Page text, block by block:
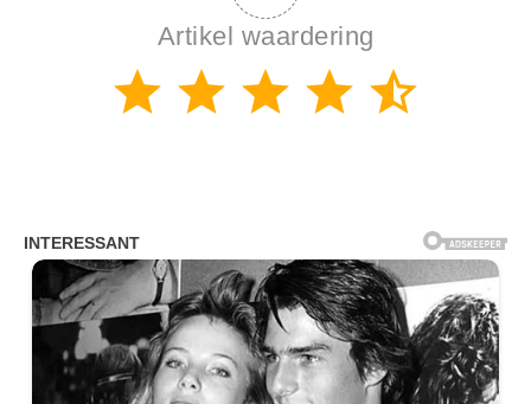
Artikel waardering